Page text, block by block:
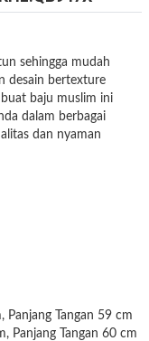
sehingga mudah
desain bertexture
baju muslim ini
dalam berbagai
dan nyaman
Panjang Tangan 59 cm
Panjang Tangan 60 cm